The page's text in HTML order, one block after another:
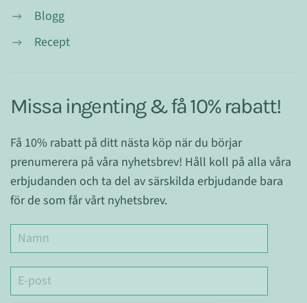
Blogg
Recept
Missa ingenting & få 10% rabatt!
Få 10% rabatt på ditt nästa köp när du börjar
prenumerera på våra nyhetsbrev! Håll koll på alla våra
erbjudanden och ta del av särskilda erbjudande bara
för de som får vårt nyhetsbrev.